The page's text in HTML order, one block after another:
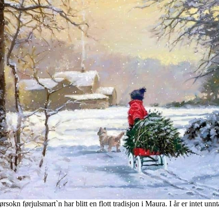
førjulsmart`n har blitt en flott tradisjon i Maura. I år er intet